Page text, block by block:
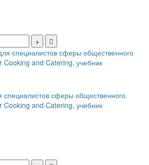
специалистов сферы общественного
Cooking and Catering, учебник